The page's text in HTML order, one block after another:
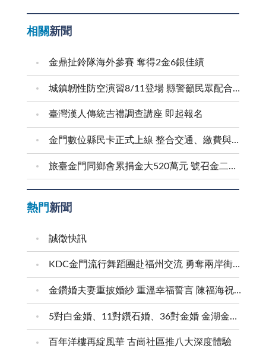
性也讓結果增加了不可預測性。但不可否認的，這些意
外中卻也有不少是應注意而未注意所造成的不幸，在要
認自身工作的重要性，努力充實專業技術並以更謹慎的
態度面對病患，處理病情，提供更佳的醫療服務，減少
甚至避免醫療錯誤造成的遺憾。
模的抗爭遊行事件，果如此，屆時將會導致無法收拾局
面。 最為國人所詬病而不可原諒的事，即是假米酒
重事件，人人談酒色變，連帶影響下游產業銷售，幾乎
與米酒有關的生意都遭到波及，諸如薑母鴨、羊肉爐
原住民，他們大都飲用米酒頭，這些假米酒正是他們的
融制度、假米酒風暴，老番癲李登輝凍未條說了一句公
道話：「扁政府是選舉團隊，而非治國人才」，此話無
疑是一記當頭棒喝，發人深思！ 一般民眾的反映
處理好兩岸關係、產業振興與失業問題、農會金融制
度，以及假米酒風暴等。而不是本末倒置，動輒「御駕
相對更危及元首生命安全，畢竟你的安全為全民的依
賴。選票的多少是靠施政績效作決定，希望總統先生能
深深體驗，才不會丟掉二○○四年總統寶座。
相關新聞
金鼎扯鈴隊海外參賽 奪得2金6銀佳績
城鎮韌性防空演習8/11登場 縣警籲民眾配合疏散避難
臺灣漢人傳統吉禮調查講座 即起報名
金門數位縣民卡正式上線 整合交通、繳費與生活服務 迎接在地智慧新生活
旅臺金門同鄉會累捐金大520萬元 號召金二代金三代返鄉求學
熱門新聞
誠徵快訊
KDC金門流行舞蹈團赴福州交流 勇奪兩岸街舞賽三等獎
金鑽婚夫妻重披婚紗 重溫幸福誓言 陳福海祝福牽手半世紀 情深相守成典範
5對白金婚、11對鑽石婚、36對金婚 金湖金沙夫妻共享榮耀時刻 陳福海表揚金鑽婚夫妻 向半世紀相守家庭典範致敬
百年洋樓再綻風華 古崗社區推八大深度體驗